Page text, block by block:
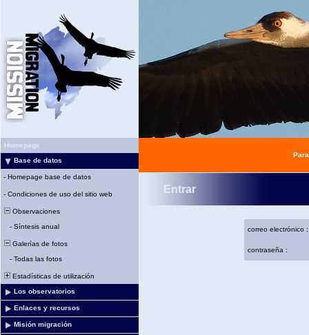
Homepage
Base de datos
- Homepage base de datos
- Condiciones de uso del sitio web
Observaciones
- Síntesis anual
Galerías de fotos
- Todas las fotos
Estadísticas de utilización
Los observatorios
Enlaces y recursos
Misión migración
Entrar
correo electrónico :
contraseña :